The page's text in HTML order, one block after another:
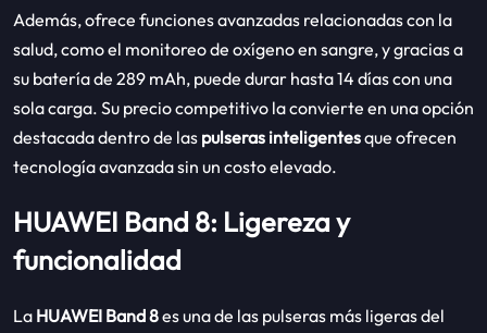
Además, ofrece funciones avanzadas relacionadas con la
salud, como el monitoreo de oxígeno en sangre, y gracias a
su batería de 289 mAh, puede durar hasta 14 días con una
sola carga. Su precio competitivo la convierte en una opción
destacada dentro de las pulseras inteligentesque ofrecen
tecnología avanzada sin un costo elevado.
HUAWEI Band 8: Ligereza y
funcionalidad
La HUAWEI Band 8es una de las pulseras más ligeras del